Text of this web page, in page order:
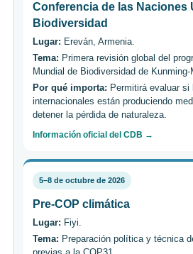
Conferencia de las Naciones
Biodiversidad
Lugar: Ereván, Armenia.
Tema: Primera revisión global del
Mundial de Biodiversidad de Kunming-
Por qué importa: Permitirá evaluar
internacionales están produciendo
detener la pérdida de naturaleza.
Información oficial del CDB →
5–8 de octubre de 2026
Pre-COP climática
Lugar: Fiyi.
Tema: Preparación política y técnica